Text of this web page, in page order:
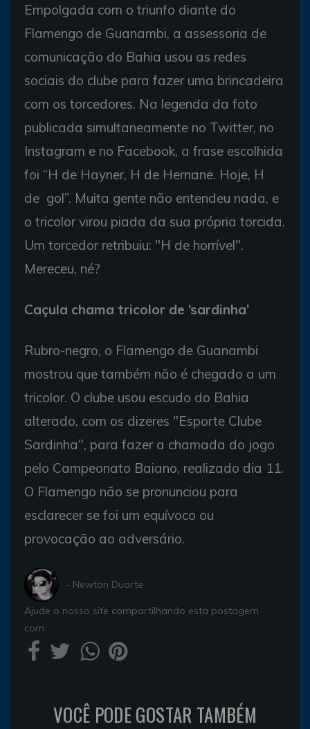
Empolgada com o triunfo diante do
Flamengo de Guanambi, a assessoria de
comunicação do Bahia usou as redes
sociais do clube para fazer uma brincadeira
com os torcedores. Na legenda da foto
publicada simultaneamente no Twitter, no
Instagram e no Facebook, a frase escolhida
foi “H de Hayner, H de Hernane. Hoje, H
de gol”. Muita gente não entendeu nada, e
o tricolor virou piada da sua própria torcida.
Um torcedor retribuiu: "H de horrível".
Mereceu, né?
Caçula chama tricolor de ‘sardinha’
Rubro-negro, o Flamengo de Guanambi
mostrou que também não é chegado a um
tricolor. O clube usou escudo do Bahia
alterado, com os dizeres "Esporte Clube
Sardinha", para fazer a chamada do jogo
pelo Campeonato Baiano, realizado dia 11.
O Flamengo não se pronunciou para
esclarecer se foi um equívoco ou
provocação ao adversário.
- Newton Duarte
Ajude o nosso site compartilhando esta postagem
com
VOCÊ PODE GOSTAR TAMBÉM